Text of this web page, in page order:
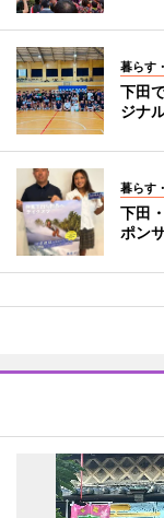
暮らす
下田
ジナ
暮らす
下田
ポン